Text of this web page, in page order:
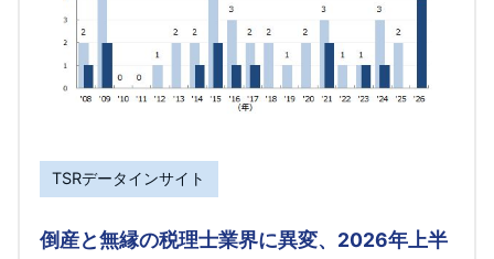
TSRデータインサイト
倒産と無縁の税理士業界に異変、2026年上半